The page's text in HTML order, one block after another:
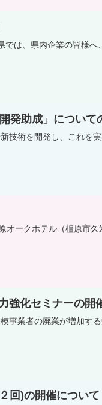
は、県内企業の皆様へ
発助成」について
技術を開発し、これを
ークホテル（橿原市
強化セミナーの開
事業者の廃業が増加す
回)の開催について